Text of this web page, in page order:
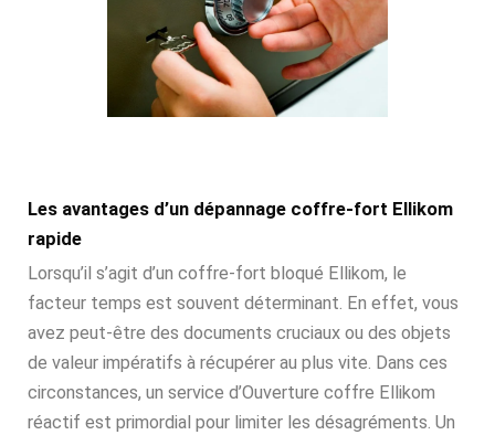
Les avantages d’un dépannage coffre-fort Ellikom
rapide
Lorsqu’il s’agit d’un coffre-fort bloqué Ellikom, le
facteur temps est souvent déterminant. En effet, vous
avez peut-être des documents cruciaux ou des objets
de valeur impératifs à récupérer au plus vite. Dans ces
circonstances, un service d’Ouverture coffre Ellikom
réactif est primordial pour limiter les désagréments. Un